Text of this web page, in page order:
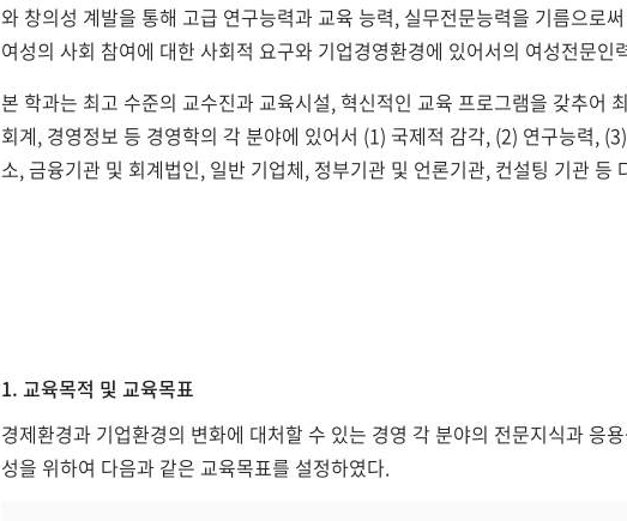
와 창의성 계발을 통해 고급 연구능력과 교육 능력, 실무전문능력을 기름으로
여성의 사회 참여에 대한 사회적 요구와 기업경영환경에 있어서의 여성전문
본 학과는 최고 수준의 교수진과 교육시설, 혁신적인 교육 프로그램을 갖추
회계, 경영정보 등 경영학의 각 분야에 있어서 (1) 국제적 감각, (2) 연구능력,
소, 금융기관 및 회계법인, 일반 기업체, 정부기관 및 언론기관, 컨설팅 기관
1. 교육목적 및 교육목표
경제환경과 기업환경의 변화에 대처할 수 있는 경영 각 분야의 전문지식과 응
성을 위하여 다음과 같은 교육목표를 설정하였다.